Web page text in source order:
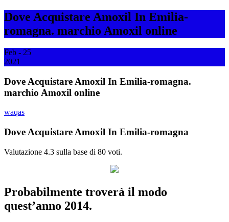
Dove Acquistare Amoxil In Emilia-
romagna. marchio Amoxil online
Feb - 25
2021
Dove Acquistare Amoxil In Emilia-romagna.
marchio Amoxil online
waqas
Dove Acquistare Amoxil In Emilia-romagna
Valutazione 4.3 sulla base di 80 voti.
Probabilmente troverà il modo
quest’anno 2014.